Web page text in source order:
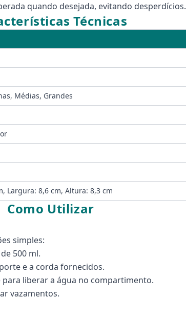
quando desejada, evitando desperdícios.
Técnicas
Médias, Grandes
Largura: 8,6 cm, Altura: 8,3 cm
Como Utilizar
simples:
500 ml.
e a corda fornecidos.
liberar a água no compartimento.
vazamentos.